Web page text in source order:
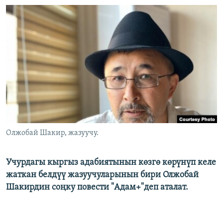
БИЗ ЖАНА ДҮЙНӨ
ДАНИСТЕ
ЭЖЕ-СИҢДИЛЕР
АЗАТТЫК+
ЫҢГАЙСЫЗ СУРООЛОР
Русский
ОНЛАЙН ШЕРИНЕ
ЭЕ/АРнун бардык сайттары
Олжобай Шакир, жазуучу.
Учурдагы кыргыз адабиятынын көзгө көрүнүп келе
жаткан белдүү жазуучуларынын бири Олжобай
Шакирдин соңку повести "Адам+"деп аталат.